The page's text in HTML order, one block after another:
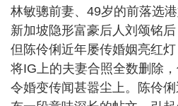
林敏骢前妻、49岁的前落选
新加坡隐形富豪后人刘颂铭后
但陈伶俐近年屡传婚姻亮红
将IG上的夫妻合照全数删除
令婚变传闻甚嚣尘上。陈伶